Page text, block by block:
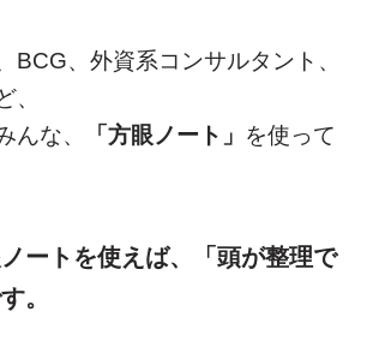
BCG、外資系コンサルタント、
、
んな、
「方眼ノート」 を使って
ートを使えば、「頭が整理で
。